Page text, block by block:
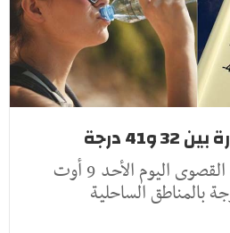
درجة
تتراوح درجات الحرارة القصوى اليوم الأحد 9 أوت
بين 32 و36 درجة بالمناطق الساحلية